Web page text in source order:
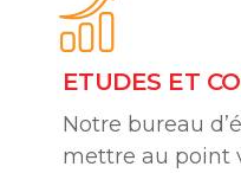
ETUDES ET
Notre bureau
mettre au point